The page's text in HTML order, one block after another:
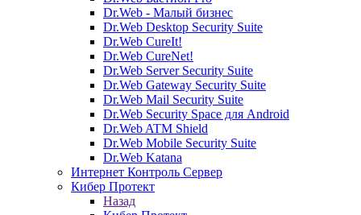
Dr.Web - Малый бизнес
Dr.Web Desktop Security Suite
Dr.Web CureIt!
Dr.Web CureNet!
Dr.Web Server Security Suite
Dr.Web Gateway Security Suite
Dr.Web Mail Security Suite
Dr.Web Security Space для Android
Dr.Web ATM Shield
Dr.Web Mobile Security Suite
Dr.Web Katana
Интернет Контроль Сервер
Кибер Протект
Назад